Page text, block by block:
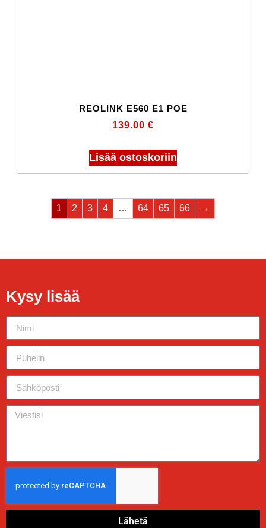
REOLINK E560 E1 POE
139.00 €
Lisää ostoskoriin
1 2 3 4 … 64 65 66 →
Kysy lisää
Lähetä